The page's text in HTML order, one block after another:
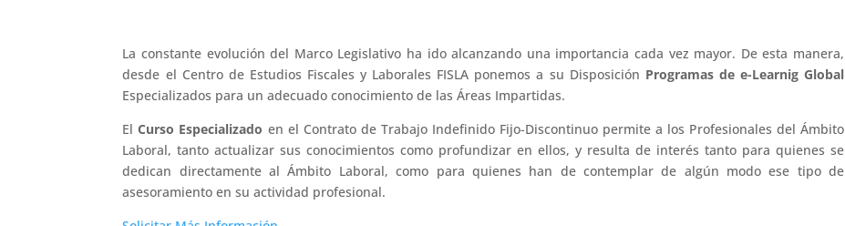
La constante evolución del Marco Legislativo ha ido alcanzando una importancia cada vez mayor. De esta manera,
desde el Centro de Estudios Fiscales y Laborales FISLA ponemos a su Disposición Programas de e-Learnig Global
Especializados para un adecuado conocimiento de las Áreas Impartidas.
ElCurso Especializado en el Contrato de Trabajo Indefinido Fijo-Discontinuo permite a los Profesionales del Ámbito
Laboral, tanto actualizar sus conocimientos como profundizar en ellos, y resulta de interés tanto para quienes se
dedican directamente al Ámbito Laboral, como para quienes han de contemplar de algún modo ese tipo de
asesoramiento en su actividad profesional.